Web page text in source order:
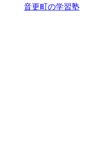
音更町の学習塾